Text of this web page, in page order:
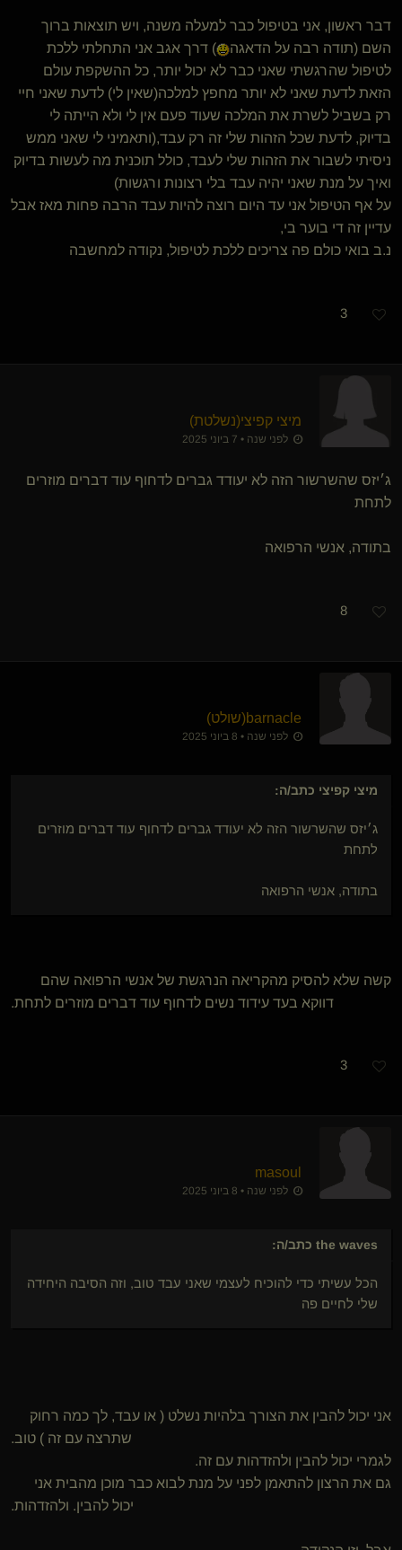
דבר ראשון, אני בטיפול כבר למעלה משנה, ויש תוצאות ברוך
השם (תודה רבה על הדאגה
) דרך אגב אני התחלתי ללכת
לטיפול שהרגשתי שאני כבר לא יכול יותר, כל ההשקפת עולם
הזאת לדעת שאני לא יותר מחפץ למלכה(שאין לי) לדעת שאני חיי
רק בשביל לשרת את המלכה שעוד פעם אין לי ולא הייתה לי
בדיוק, לדעת שכל הזהות שלי זה רק עבד,(ותאמיני לי שאני ממש
ניסיתי לשבור את הזהות שלי לעבד, כולל תוכנית מה לעשות בדיוק
ואיך על מנת שאני יהיה עבד בלי רצונות ורגשות)
על אף הטיפול אני עד היום רוצה להיות עבד הרבה פחות מאז אבל
עדיין זה די בוער בי,
נ.ב בואי כולם פה צריכים ללכת לטיפול, נקודה למחשבה
3
מיצי קפיצי​(נשלטת)
לפני שנה • 7 ביוני 2025
ג׳יזס שהשרשור הזה לא יעודד גברים לדחוף עוד דברים מוזרים
לתחת
בתודה, אנשי הרפואה
8
barnacle​(שולט)
לפני שנה • 8 ביוני 2025
מיצי קפיצי כתב/ה:
ג׳יזס שהשרשור הזה לא יעודד גברים לדחוף עוד דברים מוזרים
לתחת
בתודה, אנשי הרפואה
קשה שלא להסיק מהקריאה הנרגשת של אנשי הרפואה שהם
דווקא בעד עידוד נשים לדחוף עוד דברים מוזרים לתחת.
3
masoul
לפני שנה • 8 ביוני 2025
the waves כתב/ה:
הכל עשיתי כדי להוכיח לעצמי שאני עבד טוב, וזה הסיבה היחידה
שלי לחיים פה
אני יכול להבין את הצורך בלהיות נשלט ( או עבד, לך כמה רחוק
שתרצה עם זה ) טוב.
לגמרי יכול להבין ולהזדהות עם זה.
גם את הרצון להתאמן לפני על מנת לבוא כבר מוכן מהבית אני
יכול להבין. ולהזדהות.